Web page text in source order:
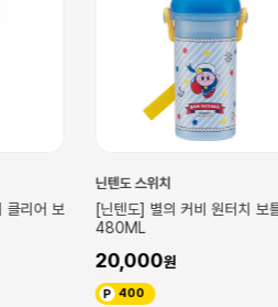
닌텐도 스위치
[닌텐도] 별의 커비 원터치 보틀
20,000